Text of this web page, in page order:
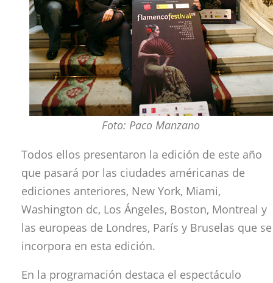
Foto: Paco Manzano
Todos ellos presentaron la edición de este año
que pasará por las ciudades américanas de
ediciones anteriores, New York, Miami,
Washington dc, Los Ángeles, Boston, Montreal y
las europeas de Londres, París y Bruselas que se
incorpora en esta edición.
En la programación destaca el espectáculo